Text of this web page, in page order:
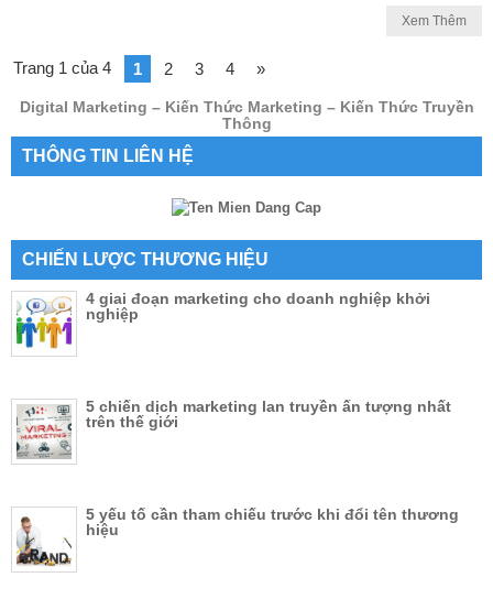
Xem Thêm
Trang 1 của 4 1 2 3 4 »
Digital Marketing – Kiến Thức Marketing – Kiến Thức Truyền
Thông
THÔNG TIN LIÊN HỆ
CHIẾN LƯỢC THƯƠNG HIỆU
4 giai đoạn marketing cho doanh nghiệp khởi
nghiệp
5 chiến dịch marketing lan truyền ấn tượng nhất
trên thế giới
5 yếu tố cần tham chiếu trước khi đổi tên thương
hiệu